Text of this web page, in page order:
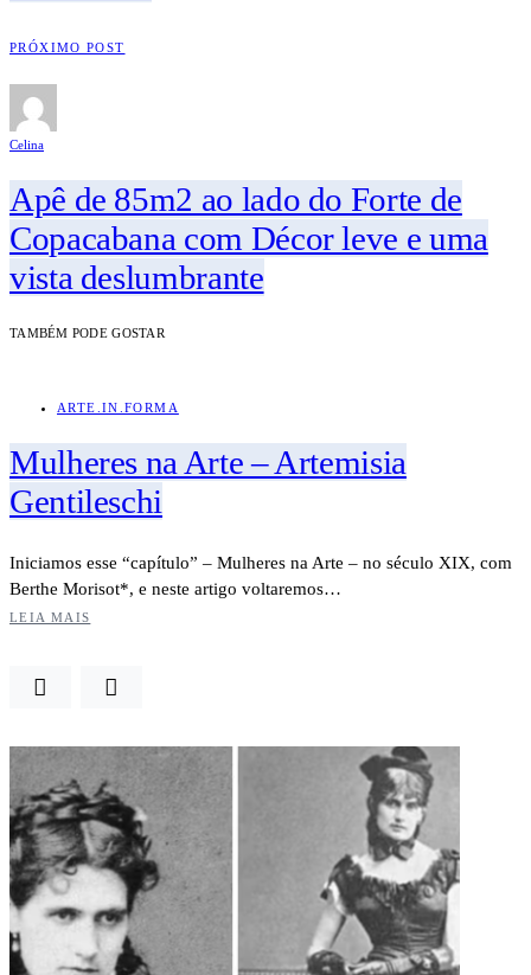
PRÓXIMO POST
Celina
Apê de 85m2 ao lado do Forte de
Copacabana com Décor leve e uma
vista deslumbrante
TAMBÉM PODE GOSTAR
ARTE.IN.FORMA
Mulheres na Arte – Artemisia
Gentileschi
Iniciamos esse “capítulo” – Mulheres na Arte – no século XIX, com
Berthe Morisot*, e neste artigo voltaremos…
LEIA MAIS